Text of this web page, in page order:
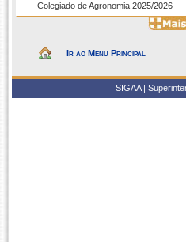
Colegiado de Agronomia 2025/2026
Ir ao Menu Principal
SIGAA |